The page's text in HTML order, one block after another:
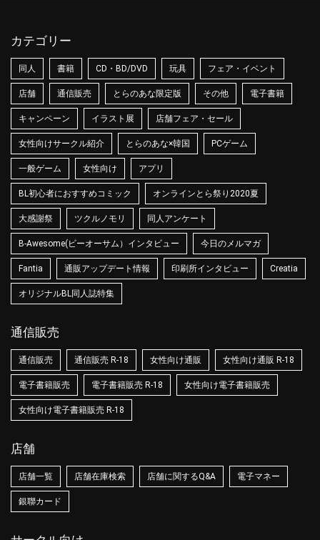
カテゴリー
同人 書籍 CD・BD/DVD 玩具 フェア・イベント
店舗 通信販売 とらのあな限定版 その他 電子書籍
キャンペーン イラスト展 店舗フェア・セール
女性向けサークル紹介 とらのあな×韓国 PCゲーム
一般ゲーム 女性向け アプリ
BL初心者におすすめコミック オンラインとら祭り2020夏
大感謝祭 ツクルノモリ 同人アンケート
B-Awesome(ビーオーサム）インタビュー 今日のメルマガ
Fantia 通販アップデート情報 印刷所インタビュー Creatia
オリジナルBL同人誌特集
通信販売
通信販売 通信販売 R-18 女性向け通販 女性向け通販 R-18
電子書籍販売 電子書籍販売 R-18 女性向け電子書籍販売
女性向け電子書籍販売 R-18
店舗
店舗一覧 店舗在庫検索 店舗に関するQ&A 電子マネー
銀聯カード